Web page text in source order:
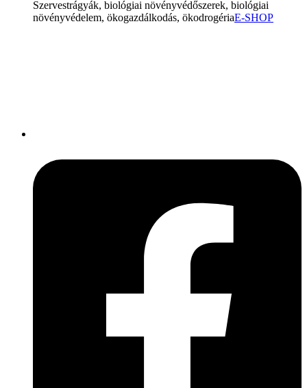
Szervestrágyák, biológiai növényvédőszerek, biológiai
növényvédelem, ökogazdálkodás, ökodrogériaE-SHOP